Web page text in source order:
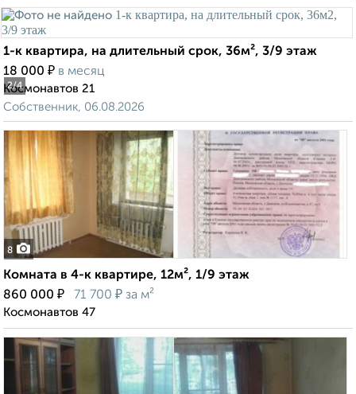
2/4
1-к квартира, на длительный срок, 36м², 3/9 этаж
18 000 ₽ в месяц
Космонавтов 21
Собственник, 06.08.2026
8
Комната в 4-к квартире, 12м², 1/9 этаж
860 000 ₽ 71 700 ₽ за м²
Космонавтов 47